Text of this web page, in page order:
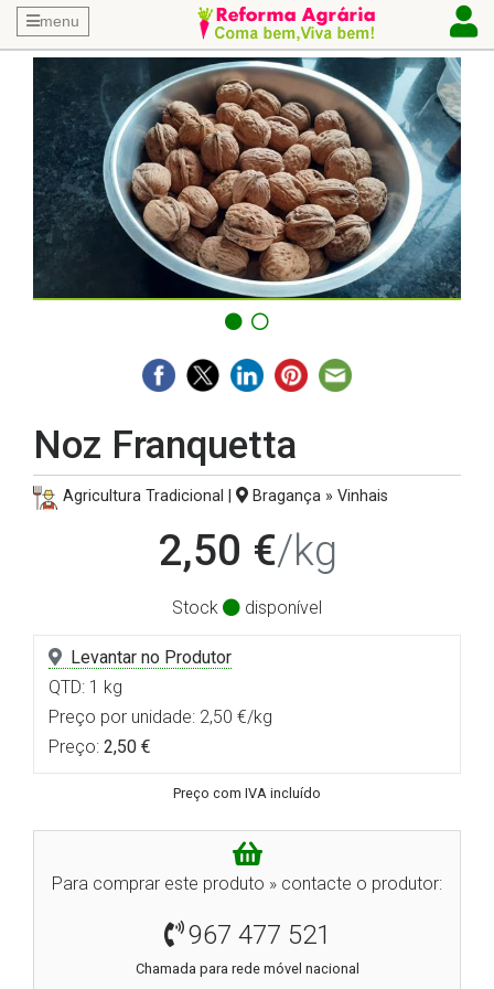
menu
Noz Franquetta
Agricultura Tradicional | Bragança » Vinhais
2,50 €/kg
Stock disponível
Levantar no Produtor
QTD: 1 kg
Preço por unidade: 2,50 €/kg
Preço: 2,50 €
Preço com IVA incluído
Para comprar este produto » contacte o produtor:
967 477 521
Chamada para rede móvel nacional